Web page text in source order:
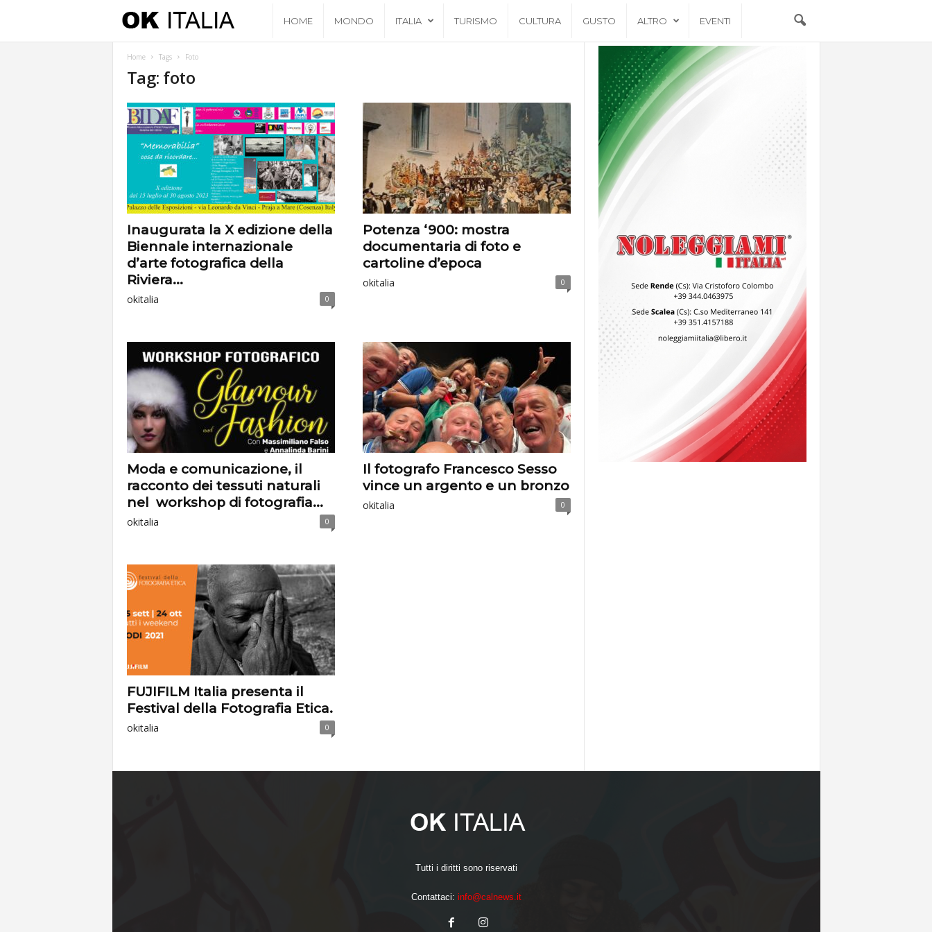
t
a
l
i
a
HOME MONDO ITALIA TURISMO CULTURA GUSTO ALTRO EVENTI
Home Tags Foto
Tag: foto
Inaugurata la X edizione della
Biennale internazionale
d’arte fotografica della
Riviera...
okitalia 0
Potenza ‘900: mostra
documentaria di foto e
cartoline d’epoca
okitalia 0
Moda e comunicazione, il
racconto dei tessuti naturali
nel workshop di fotografia...
okitalia 0
Il fotografo Francesco Sesso
vince un argento e un bronzo
okitalia 0
FUJIFILM Italia presenta il
Festival della Fotografia Etica.
okitalia 0
Tutti i diritti sono riservati
Contattaci: info@calnews.it